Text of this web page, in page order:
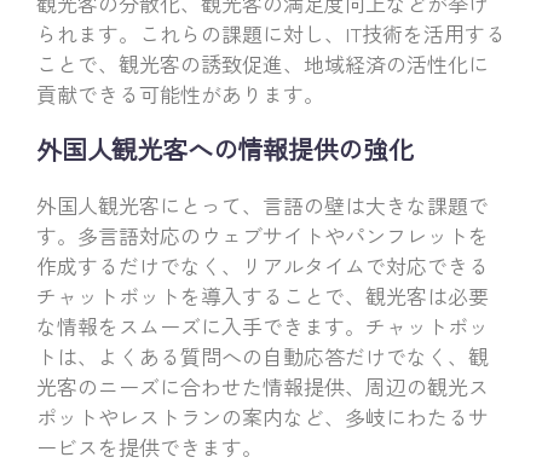
られます。これらの課題に対し、IT技術を活用する
ことで、観光客の誘致促進、地域経済の活性化に
貢献できる可能性があります。
外国人観光客への情報提供の強化
外国人観光客にとって、言語の壁は大きな課題で
す。多言語対応のウェブサイトやパンフレットを
作成するだけでなく、リアルタイムで対応できる
チャットボットを導入することで、観光客は必要
な情報をスムーズに入手できます。チャットボッ
トは、よくある質問への自動応答だけでなく、観
光客のニーズに合わせた情報提供、周辺の観光ス
ポットやレストランの案内など、多岐にわたるサ
ービスを提供できます。